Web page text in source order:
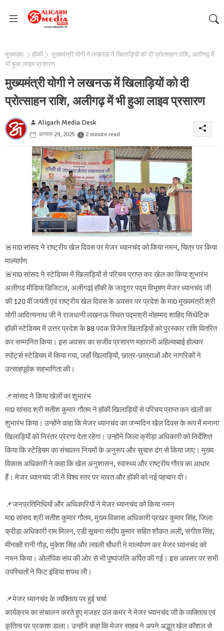
मुख्यपृष्ठ हॉकी
मुख्यमंत्री योगी ने लखनऊ में खिलाड़ियों को दी प्रोत्साहन राशि, अलीगढ़ में
भी हुआ लाइव प्रसारण
मुख्यमंत्री योगी ने लखनऊ में खिलाड़ियों को दी
प्रोत्साहन राशि, अलीगढ़ में भी हुआ लाइव प्रसारण
Aligarh Media Desk
अगस्त 29, 2025 2 minute read
🚨मा0 सांसद ने राष्ट्रीय खेल दिवस पर मेजर ध्यानचंद को किया नमन, चित्र पर किया
माल्यार्पण
🚨मा0 सांसद ने स्टेडियम में खिलाड़ियों से परिचय प्राप्त कर खेल का किया शुभारंभ
अलीगढ मीडिया डिजिटल, अलीगढ़| हॉकी के जादूगर पद्म विभूषण मेजर ध्यानचंद जी
की 120 वीं जयंती एवं राष्ट्रीय खेल दिवस के अवसर पर प्रदेश के मा0 मुख्यमंत्री श्री
योगी आदित्यनाथ जी ने राजधानी लखनऊ स्थित पद्मश्री मोहम्मद शाहिद सिंथेटिक
हॉकी स्टेडियम में उत्तर प्रदेश के 88 पदक विजेता खिलाड़ियों को पुरस्कार राशि वितरित
कर सम्मानित किया। इस अवसर का सजीव प्रसारण महारानी अहिल्याबाई होल्कर
स्पोर्ट्स स्टेडियम में किया गया, जहाँ खिलाड़ियों, छात्र-छात्राओं और नागरिकों ने
उत्साहपूर्वक सहभागिता की।
📌सांसद ने किया खेलों का शुभारंभ
मा0 सांसद श्री सतीश कुमार गौतम ने हॉकी खिलाड़ियों से परिचय प्राप्त कर खेलों का
शुभारंभ किया। उन्होंने कहा कि मेजर ध्यानचंद का जन्मदिन खेल दिवस के रूप में मनाना
खिलाड़ियों को निरंतर प्रेरणा देता रहेगा। उन्होंने जिला क्रीड़ा अधिकारी को निर्देशित
किया कि स्टेडियम का संचालन नियमों के अनुरूप और सुचारु ढंग से किया जाए। मुख्य
विकास अधिकारी ने कहा कि खेल अनुशासन, स्वास्थ्य और राष्ट्रीय गौरव का आधार
हैं। मेजर ध्यानचंद जी ने विश्व स्तर पर भारत और हॉकी को नई पहचान दी।
📌जनप्रतिनिधियों और अधिकारियों ने मेजर ध्यानचंद को किया नमन
मा0 सांसद श्री सतीश कुमार गौतम, मुख्य विकास अधिकारी प्रखर कुमार सिंह, जिला
क्रीड़ा अधिकारी राम मिलन, एडी सूचना संदीप कुमार सहित शौकत अली, संगीता सिंह,
मीनाक्षी रानी गौड़, मुकेश सिंह और लवली चौधरी ने मार्ल्यापण कर मेजर ध्यानचंद को
नमन किया। ओलंपिक संघ की ओर से भी पुष्पांजलि अर्पित की गई। इस अवसर पर सभी
उपस्थितों ने फिट इंडिया शपथ ली।
📌मेजर ध्यानचंद के व्यक्तित्व पर हुई चर्चा
कार्यक्रम का संचालन करते हुए मजहर उल कमर ने मेजर ध्यानचंद जी के व्यक्तित्व एवं
कृतित्व पर प्रकाश डाला। उन्होंने कहा कि मेजर साहब ने अपने अद्भुत खेल कौशल से